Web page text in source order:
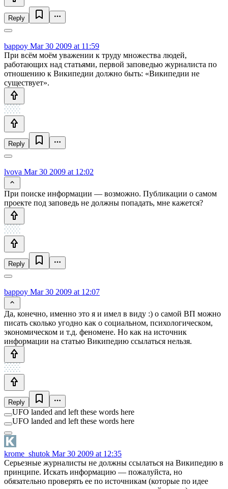
Reply
bappoy Mar 30 2009 at 11:59
При всём моём уважении к труду множества людей,
работающих над статьями, первой заповедью журналиста по
отношению к Википедии должно быть: «Википедии не
существует».
Reply
lvova Mar 30 2009 at 12:02
При поиске информации — возможно. Публикации о самом
проекте под заповедь не должны попадать, мне кажется?
Reply
bappoy Mar 30 2009 at 12:07
Да, конечно, именно это я и имел в виду :) о самой ВП можно
писать сколько угодно как о социальном, психологическом,
экономическом и т.д. феномене. Но как на источник
информации на статью Википедию ссылаться нельзя.
Reply
UFO landed and left these words here
UFO landed and left these words here
krome_shutok Mar 30 2009 at 12:35
Серьезные журналисты не должны ссылаться на Википедию в
принципе. Искать информацию — пожалуйста, но
обязательно проверять ее по источникам (которые по идее